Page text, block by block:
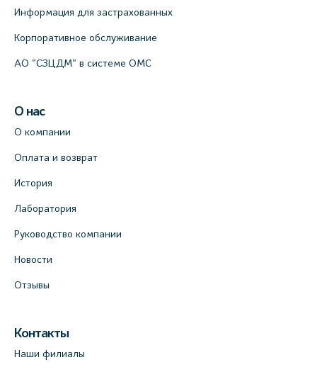
Информация для застрахованных
Корпоративное обслуживание
АО "СЗЦДМ" в системе ОМС
О нас
О компании
Оплата и возврат
История
Лаборатория
Руководство компании
Новости
Отзывы
Контакты
Наши филиалы